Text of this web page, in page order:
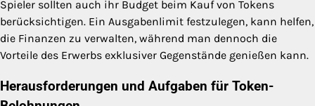
Spieler sollten auch ihr Budget beim Kauf von Tokens
berücksichtigen. Ein Ausgabenlimit festzulegen, kann helfen,
die Finanzen zu verwalten, während man dennoch die
Vorteile des Erwerbs exklusiver Gegenstände genießen kann.
Herausforderungen und Aufgaben für Token-